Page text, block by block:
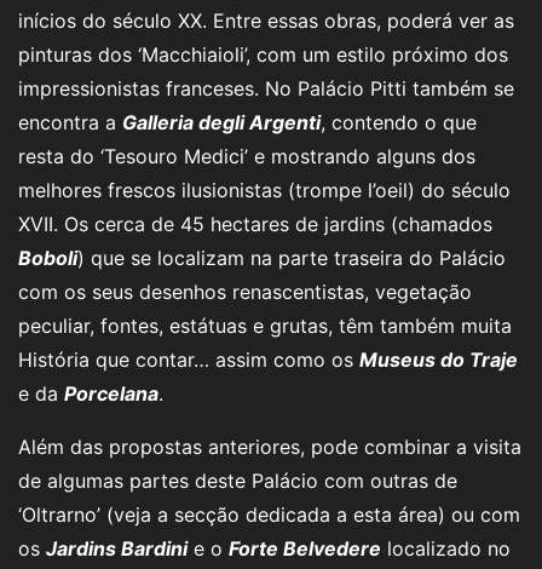
inícios do século XX. Entre essas obras, poderá ver as
pinturas dos ‘Macchiaioli’, com um estilo próximo dos
impressionistas franceses. No Palácio Pitti também se
encontra a Galleria degli Argenti, contendo o que
resta do ‘Tesouro Medici’ e mostrando alguns dos
melhores frescos ilusionistas (trompe l’oeil) do século
XVII. Os cerca de 45 hectares de jardins (chamados
Boboli) que se localizam na parte traseira do Palácio
com os seus desenhos renascentistas, vegetação
peculiar, fontes, estátuas e grutas, têm também muita
História que contar… assim como os Museus do Traje
e da Porcelana.
Além das propostas anteriores, pode combinar a visita
de algumas partes deste Palácio com outras de
‘Oltrarno’ (veja a secção dedicada a esta área) ou com
os Jardins Bardinie o Forte Belvedere localizado no